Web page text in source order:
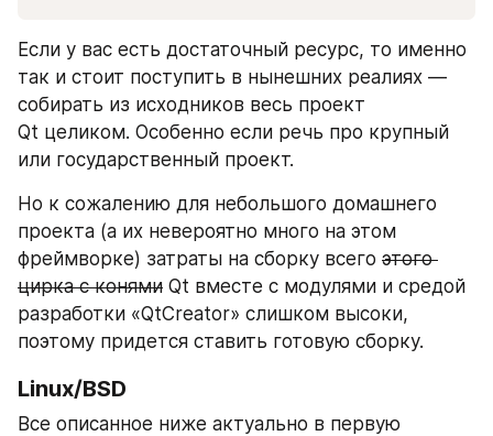
Если у вас есть достаточный ресурс, то именно
так и стоит поступить в нынешних реалиях —
собирать из исходников весь проект
Qt целиком. Особенно если речь про крупный
или государственный проект.
Но к сожалению для небольшого домашнего
проекта (а их невероятно много на этом
фреймворке) затраты на сборку всего этого
цирка c конями Qt вместе с модулями и средой
разработки «QtCreator» слишком высоки,
поэтому придется ставить готовую сборку.
Linux/BSD
Все описанное ниже актуально в первую